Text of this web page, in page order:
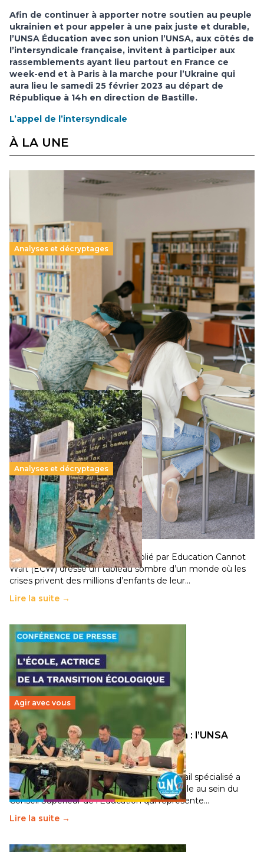
Afin de continuer à apporter notre soutien au peuple
ukrainien et pour appeler à une paix juste et durable,
l’UNSA Éducation avec son union l’UNSA, aux côtés de
l’intersyndicale française, invitent à participer aux
rassemblements ayant lieu partout en France ce
week-end et à Paris à la marche pour l’Ukraine qui
aura lieu le samedi 25 février 2023 au départ de
République à 14h en direction de Bastille.
L’appel de l’intersyndicale
À LA UNE
Analyses et décryptages
Supérieur privé : une dérive qui met à mal la
promesse républicaine
11 juillet 2026-
Le projet de loi sur la régulation de l’enseignement
supérieur privé met en lumière l’amplification d’un système
qui relègue l’acte pédagogique au superfétatoire, voire à…
Lire la suite →
Analyses et décryptages
258 millions d’enfants victimes de la guerre, des
chocs climatiques et des déplacements de
population
11 juillet 2026- National
Un nouveau rapport mondial publié par Education Cannot
Wait (ECW) dresse un tableau sombre d’un monde où les
crises privent des millions d’enfants de leur…
Lire la suite →
Agir avec vous
Transition écologique de l’éducation : l’UNSA
Éducation fait bouger les lignes
30 juin 2026-National
Pendant plusieurs mois, un groupe de travail spécialisé a
travaillé sur la transition écologique de l’Ecole au sein du
Conseil Supérieur de l’Éducation qui représente…
Lire la suite →